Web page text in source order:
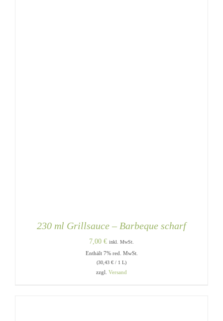
230 ml Grillsauce – Barbeque scharf
7,00 € inkl. MwSt.
Enthält 7% red. MwSt.
(30,43 € / 1 L)
zzgl. Versand